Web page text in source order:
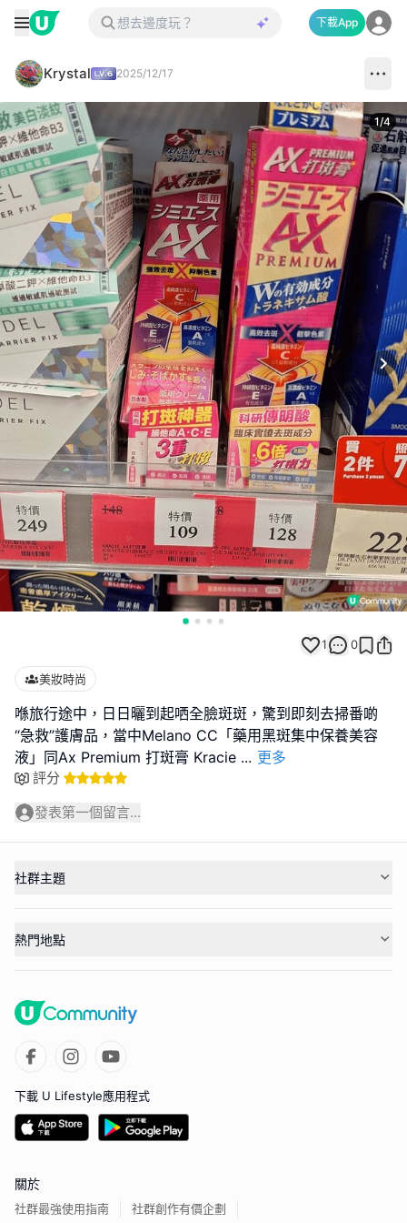
下載App
Krystal 2025/12/17
1/4
1 0
美妝時尚
喺旅行途中，日日曬到起哂全臉斑斑，驚到即刻去掃番啲
“急救”護膚品，當中Melano CC「藥用黑斑集中保養美容
液」同Ax Premium 打斑膏 Kracie ... 更多
評分
發表第一個留言...
社群主題
熱門地點
下載 U Lifestyle應用程式
關於
社群最強使用指南 社群創作有價企劃